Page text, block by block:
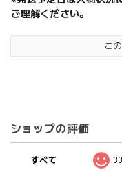
ご理解ください。
こ
ショップの評価
すべて